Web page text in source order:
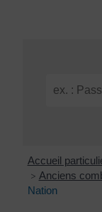
Accueil
> Anciens
Nation